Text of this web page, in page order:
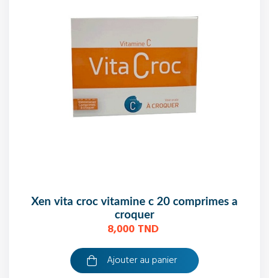
xen vita croc vitamine c 20 comprimes a
croquer
8,000 TND
Ajouter au panier